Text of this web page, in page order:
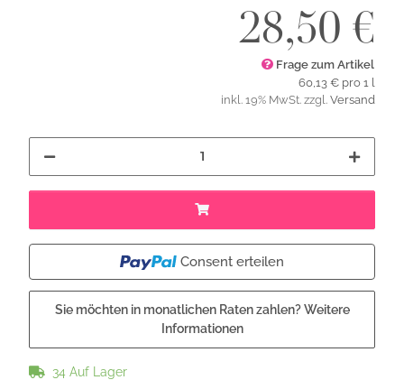
28,50 €
Frage zum Artikel
60,13 € pro 1 l
inkl. 19% MwSt. zzgl. Versand
Consent erteilen
Sie möchten in monatlichen Raten zahlen?Weitere
Informationen
34 Auf Lager